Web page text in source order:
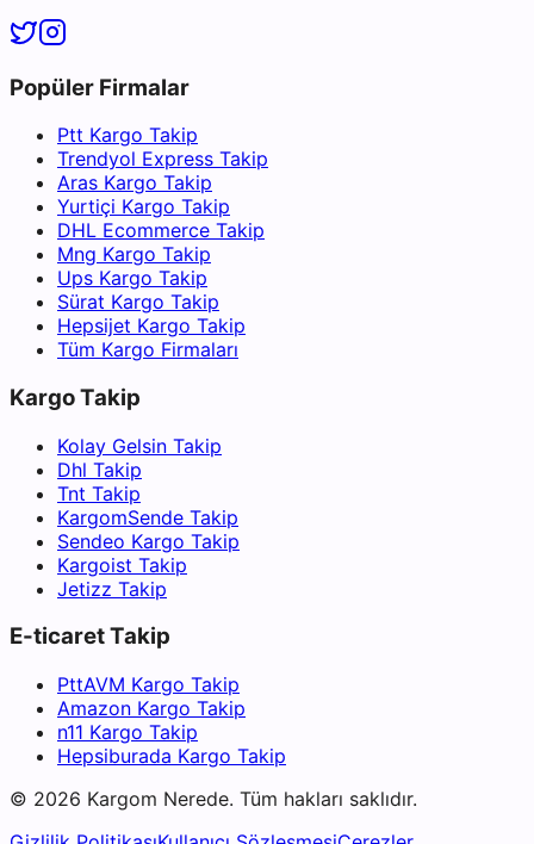
Popüler Firmalar
Ptt Kargo Takip
Trendyol Express Takip
Aras Kargo Takip
Yurtiçi Kargo Takip
DHL Ecommerce Takip
Mng Kargo Takip
Ups Kargo Takip
Sürat Kargo Takip
Hepsijet Kargo Takip
Tüm Kargo Firmaları
Kargo Takip
Kolay Gelsin Takip
Dhl Takip
Tnt Takip
KargomSende Takip
Sendeo Kargo Takip
Kargoist Takip
Jetizz Takip
E-ticaret Takip
PttAVM Kargo Takip
Amazon Kargo Takip
n11 Kargo Takip
Hepsiburada Kargo Takip
© 2026 Kargom Nerede. Tüm hakları saklıdır.